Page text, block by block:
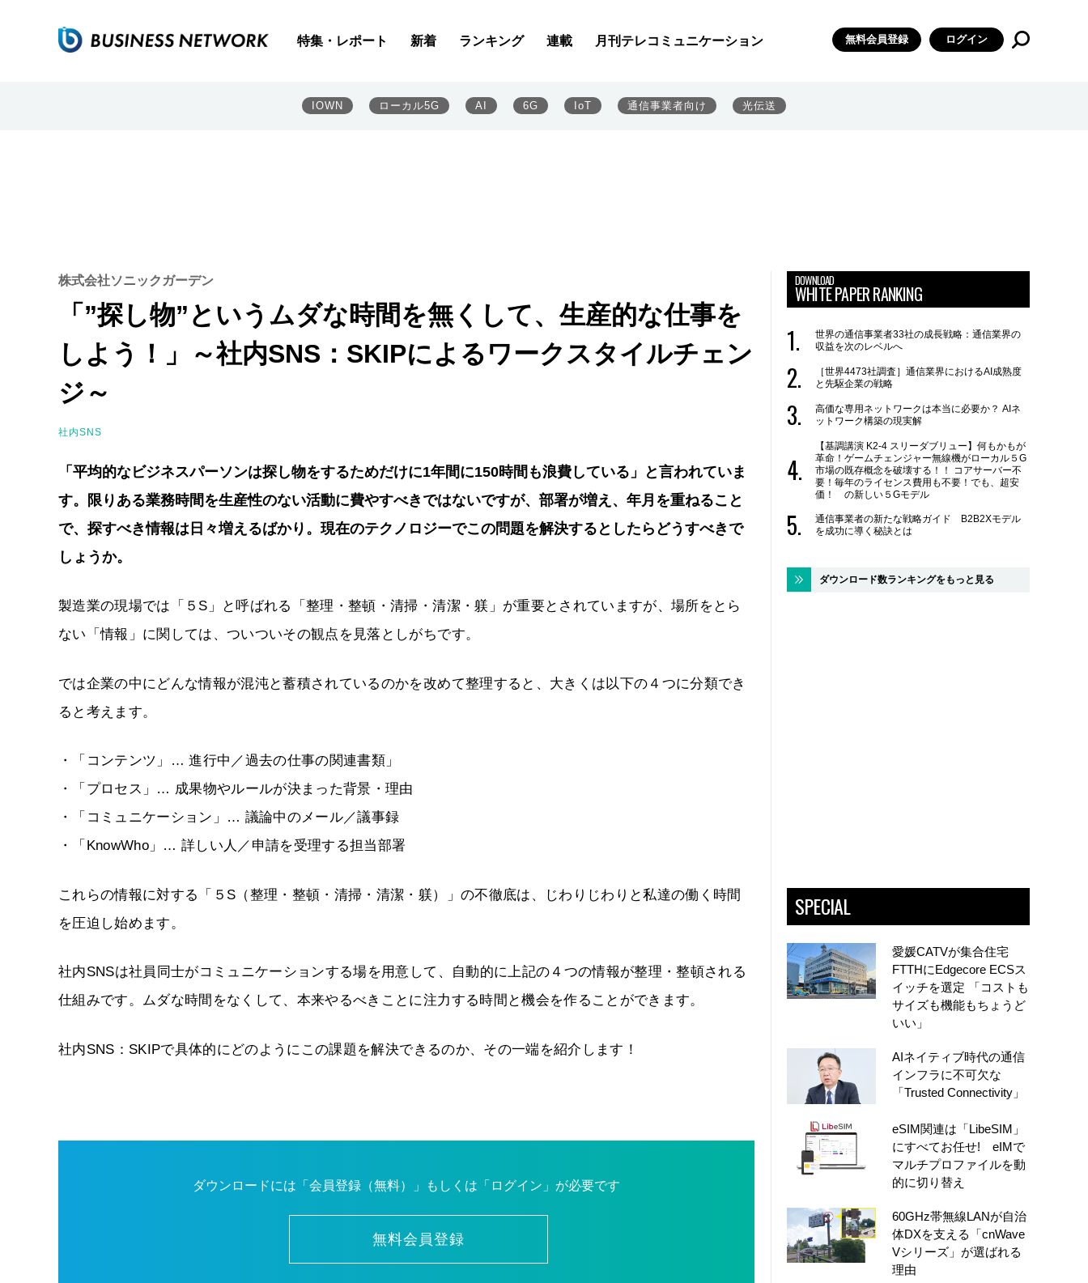
特集・レポート 新着 ランキング 連載 月刊テレコミュニケーション 無料会員登録 ログイン
IOWN ローカル5G AI 6G IoT 通信事業者向け 光伝送
株式会社ソニックガーデン
「”探し物”というムダな時間を無くして、生産的な仕事を
しよう！」～社内SNS：SKIPによるワークスタイルチェン
ジ～
社内SNS
「平均的なビジネスパーソンは探し物をするためだけに1年間に150時間も浪費している」と言われていま
す。限りある業務時間を生産性のない活動に費やすべきではないですが、部署が増え、年月を重ねること
で、探すべき情報は日々増えるばかり。現在のテクノロジーでこの問題を解決するとしたらどうすべきで
しょうか。
製造業の現場では「５S」と呼ばれる「整理・整頓・清掃・清潔・躾」が重要とされていますが、場所をとら
ない「情報」に関しては、ついついその観点を見落としがちです。
では企業の中にどんな情報が混沌と蓄積されているのかを改めて整理すると、大きくは以下の４つに分類でき
ると考えます。
・「コンテンツ」… 進行中／過去の仕事の関連書類」
・「プロセス」… 成果物やルールが決まった背景・理由
・「コミュニケーション」… 議論中のメール／議事録
・「KnowWho」… 詳しい人／申請を受理する担当部署
これらの情報に対する「５S（整理・整頓・清掃・清潔・躾）」の不徹底は、じわりじわりと私達の働く時間
を圧迫し始めます。
社内SNSは社員同士がコミュニケーションする場を用意して、自動的に上記の４つの情報が整理・整頓される
仕組みです。ムダな時間をなくして、本来やるべきことに注力する時間と機会を作ることができます。
社内SNS：SKIPで具体的にどのようにこの課題を解決できるのか、その一端を紹介します！
ダウンロードには「会員登録（無料）」もしくは「ログイン」が必要です
無料会員登録
DOWNLOAD
WHITE PAPER RANKING
世界の通信事業者33社の成長戦略：通信業界の
収益を次のレベルへ
［世界4473社調査］通信業界におけるAI成熟度
と先駆企業の戦略
高価な専用ネットワークは本当に必要か？ AIネ
ットワーク構築の現実解
【基調講演 K2-4 スリーダブリュー】何もかもが
革命！ゲームチェンジャー無線機がローカル５G
市場の既存概念を破壊する！！ コアサーバー不
要！毎年のライセンス費用も不要！でも、超安
価！ の新しい５Gモデル
通信事業者の新たな戦略ガイド B2B2Xモデル
を成功に導く秘訣とは
ダウンロード数ランキングをもっと見る
SPECIAL
愛媛CATVが集合住宅
FTTHにEdgecore ECSス
イッチを選定 「コストも
サイズも機能もちょうど
いい」
AIネイティブ時代の通信
インフラに不可欠な
「Trusted Connectivity」
eSIM関連は「LibeSIM」
にすべてお任せ! eIMで
マルチプロファイルを動
的に切り替え
60GHz帯無線LANが自治
体DXを支える「cnWave
Vシリーズ」が選ばれる
理由